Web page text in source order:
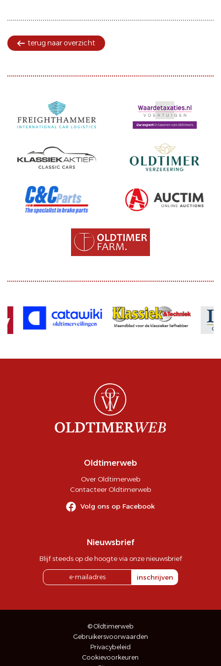
terug naar overzicht
Oldtimerweb
Over Oldtimerweb
Contacteer Oldtimerweb
Volg ons op Facebook
Nieuwsbrief
Blijf steeds op de hoogte via onze nieuwsbrief
inschrijven
© Oldtimerweb
Gebruikersvoorwaarden
Privacybeleid
Cookievoorkeuren